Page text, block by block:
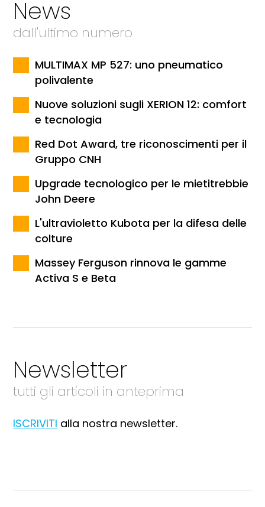
News
dall'ultimo numero
MULTIMAX MP 527: uno pneumatico
polivalente
Nuove soluzioni sugli XERION 12: comfort
e tecnologia
Red Dot Award, tre riconoscimenti per il
Gruppo CNH
Upgrade tecnologico per le mietitrebbie
John Deere
L'ultravioletto Kubota per la difesa delle
colture
Massey Ferguson rinnova le gamme
Activa S e Beta
Newsletter
tutti gli articoli in anteprima
ISCRIVITI alla nostra newsletter.